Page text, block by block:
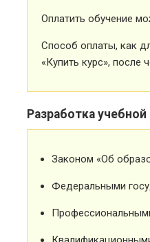
Оплатить обучение
Способ оплаты, как
«Купить курс», после
Разработка
Законом «Об
Федеральными